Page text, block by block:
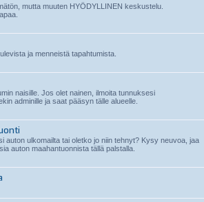
mutta muuten HYÖDYLLINEN keskustelu.
ja menneistä tapahtumista.
naisille. Jos olet nainen, ilmoita tunnuksesi
adminille ja saat pääsyn tälle alueelle.
auton ulkomailta tai oletko jo niin tehnyt? Kysy neuvoa, jaa
auton maahantuonnista tällä palstalla.